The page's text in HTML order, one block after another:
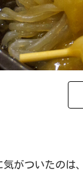
気がついたのは